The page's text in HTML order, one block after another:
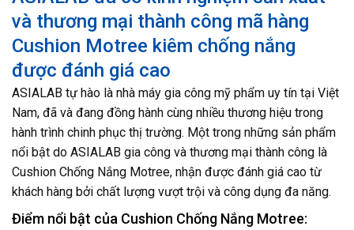
và thương mại thành công mã hàng
Cushion Motree kiêm chống nắng
được đánh giá cao
ASIALAB tự hào là nhà máy gia công mỹ phẩm uy tín tại Việt
Nam, đã và đang đồng hành cùng nhiều thương hiệu trong
hành trình chinh phục thị trường. Một trong những sản phẩm
nổi bật do ASIALAB gia công và thương mại thành công là
Cushion Chống Nắng Motree, nhận được đánh giá cao từ
khách hàng bởi chất lượng vượt trội và công dụng đa năng.
Điểm nổi bật của Cushion Chống Nắng Motree: